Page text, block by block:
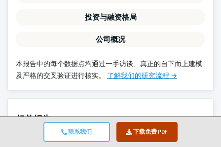
联系我们 下载免费 PDF
投资与融资格局
公司概况
本报告中的每个数据点均通过一手访谈、真正的自下而上建模
及严格的交叉验证进行核实。 了解我们的研究流程 →
相关报告